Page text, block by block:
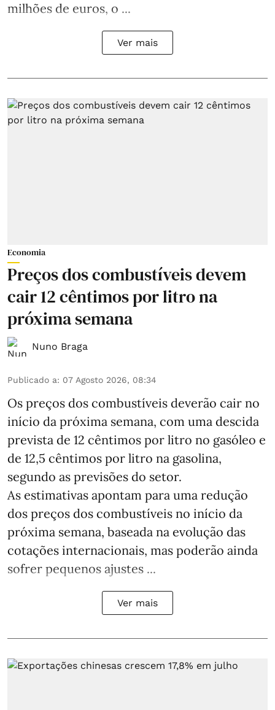
milhões de euros, o ...
Ver mais
Economia
Preços dos combustíveis devem
cair 12 cêntimos por litro na
próxima semana
Nuno Braga
Publicado a: 07 Agosto 2026, 08:34
Os preços dos combustíveis deverão cair no
início da próxima semana, com uma descida
prevista de 12 cêntimos por litro no gasóleo e
de 12,5 cêntimos por litro na gasolina,
segundo as previsões do setor.
As estimativas apontam para uma redução
dos preços dos combustíveis no início da
próxima semana, baseada na evolução das
cotações internacionais, mas poderão ainda
sofrer pequenos ajustes ...
Ver mais